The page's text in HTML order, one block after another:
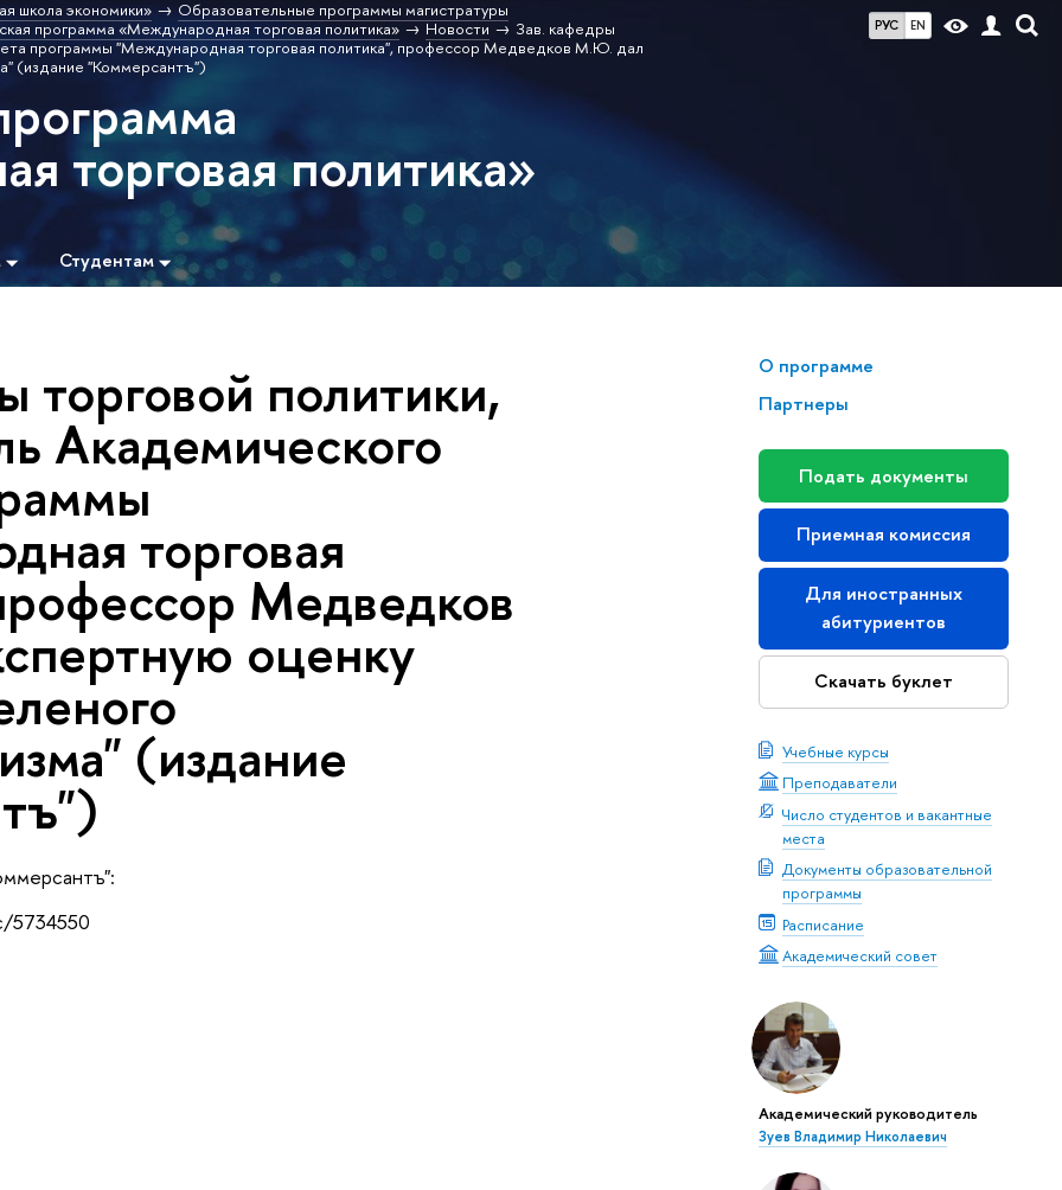
РУС EN
школа экономики»
Образовательные программы магистратуры
программа «Международная торговая политика» Новости
Зав. кафедры
программы "Международная торговая политика", профессор Медведков М.Ю. дал
(издание "Коммерсантъ")
торговая политика»
Студентам
О программе
Партнеры
Подать документы
Приемная комиссия
Для иностранных
абитуриентов
Скачать буклет
Учебные курсы
Преподаватели
Число студентов и вакантные
места
Документы образовательной
программы
Расписание
Академический совет
Академический руководитель
Зуев Владимир Николаевич
торговой политики,
Академического
торговая
Медведков
оценку
(издание
5734550